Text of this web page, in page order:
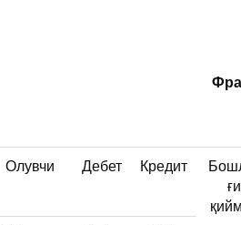
Олувчи Дебет Кредит